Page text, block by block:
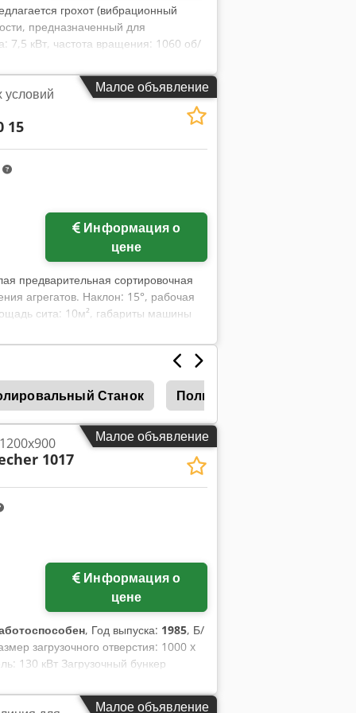
грохот (вибрационный
предназначенный для
7,5 кВт, частота вращения: 1060 об/
Малое объявление
условий
15
цене
предварительная сортировочная
агрегатов. Наклон: 15°, рабочая
сита: 10м², габариты машины
Станок Полировальные Машинки
Малое объявление
1017
цене
, Год выпуска: 1985, Б/
загрузочного отверстия: 1000 x
130 кВт Загрузочный бункер
Малое объявление